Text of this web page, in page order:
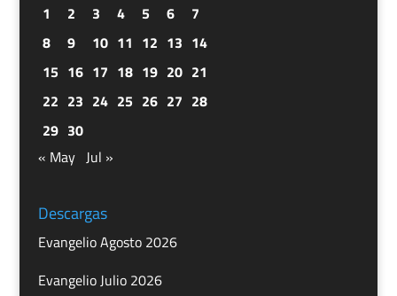
1
2 3 4 5 6
7
8
9 10 11 12 13 14
15 16 17 18 19 20 21
22 23 24 25 26 27 28
29 30
« May Jul »
Descargas
Evangelio Agosto 2026
Evangelio Julio 2026